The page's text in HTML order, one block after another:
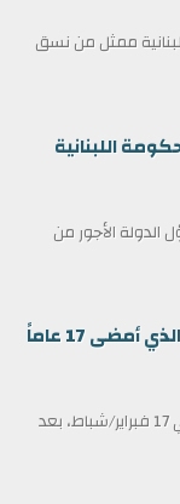
ممثل من نسق
اللبنانية
الدولة الأجور من
من هو طارق رحمن رئيس وزراء بنغلاديش الذي أمضى 17 عاماً
أدى طارق رحمن اليمين كرئيس وزراء لبنغلاديش في 17 فبراير/شباط، بعد